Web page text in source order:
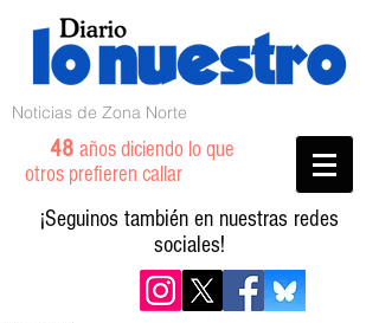
Noticias de Zona Norte
48 años diciendo lo que
otros prefieren callar
¡Seguinos también en nuestras redes
sociales!